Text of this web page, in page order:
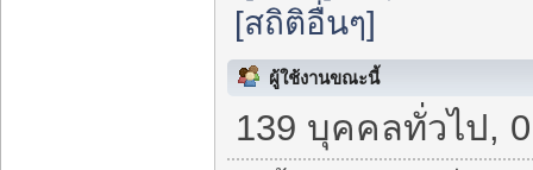
[สถิติอื่นๆ]
ผู้ใช้งานขณะนี้
139 บุคคลทั่วไป,